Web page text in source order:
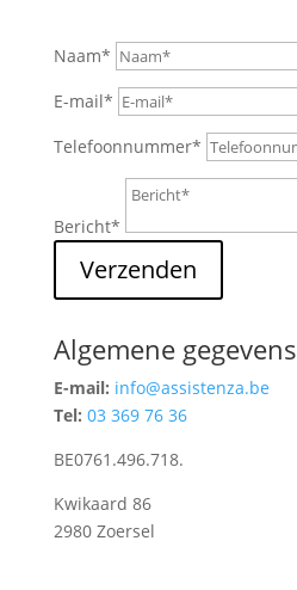
Naam*
E-mail*
Telefoonnummer*
Bericht*
Verzenden
Algemene gegevens
E-mail: info@assistenza.be
Tel: 03 369 76 36
BE0761.496.718.
Kwikaard 86
2980 Zoersel